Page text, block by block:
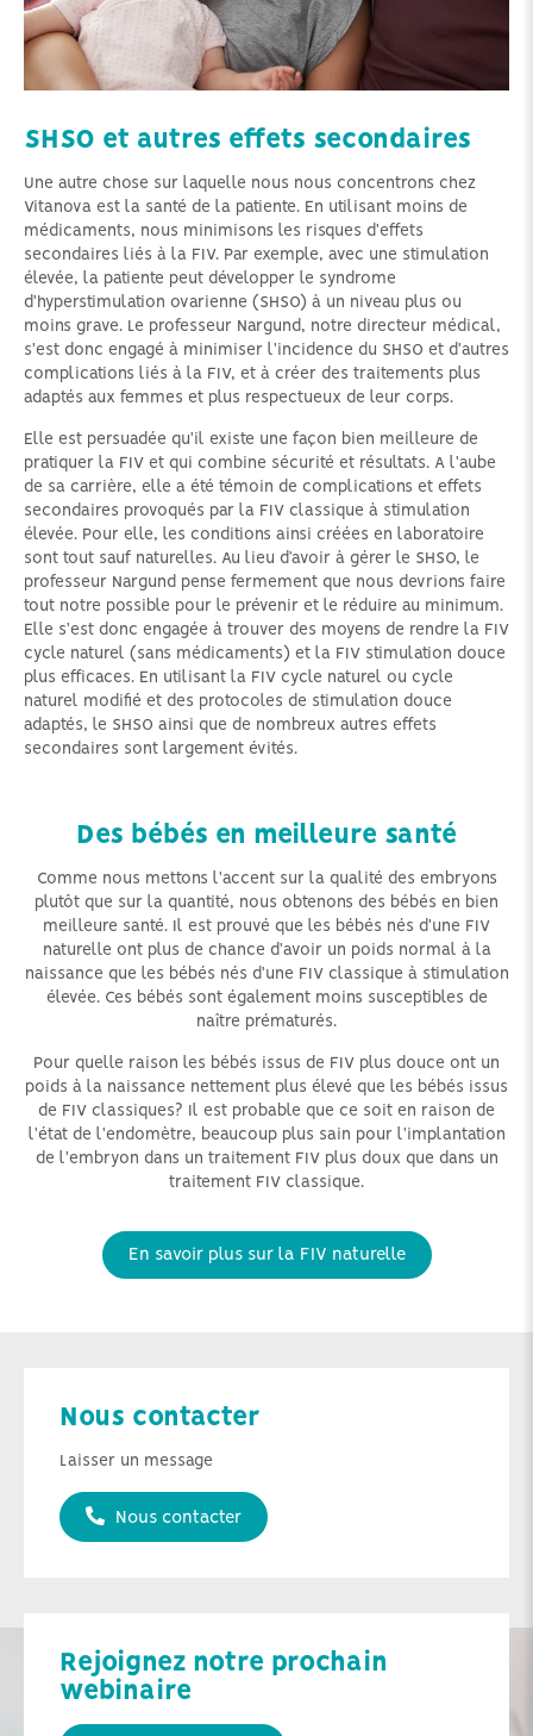
SHSO et autres effets secondaires
Une autre chose sur laquelle nous nous concentrons chez
Vitanova est la santé de la patiente. En utilisant moins de
médicaments, nous minimisons les risques d'effets
secondaires liés à la FIV. Par exemple, avec une stimulation
élevée, la patiente peut développer le syndrome
d'hyperstimulation ovarienne (SHSO) à un niveau plus ou
moins grave. Le professeur Nargund, notre directeur médical,
s'est donc engagé à minimiser l'incidence du SHSO et d'autres
complications liés à la FIV, et à créer des traitements plus
adaptés aux femmes et plus respectueux de leur corps.
Elle est persuadée qu'il existe une façon bien meilleure de
pratiquer la FIV et qui combine sécurité et résultats. A l'aube
de sa carrière, elle a été témoin de complications et effets
secondaires provoqués par la FIV classique à stimulation
élevée. Pour elle, les conditions ainsi créées en laboratoire
sont tout sauf naturelles. Au lieu d’avoir à gérer le SHSO, le
professeur Nargund pense fermement que nous devrions faire
tout notre possible pour le prévenir et le réduire au minimum.
Elle s'est donc engagée à trouver des moyens de rendre la FIV
cycle naturel (sans médicaments) et la FIV stimulation douce
plus efficaces. En utilisant la FIV cycle naturel ou cycle
naturel modifié et des protocoles de stimulation douce
adaptés, le SHSO ainsi que de nombreux autres effets
secondaires sont largement évités.
Des bébés en meilleure santé
Comme nous mettons l'accent sur la qualité des embryons
plutôt que sur la quantité, nous obtenons des bébés en bien
meilleure santé. Il est prouvé que les bébés nés d'une FIV
naturelle ont plus de chance d'avoir un poids normal à la
naissance que les bébés nés d'une FIV classique à stimulation
élevée. Ces bébés sont également moins susceptibles de
naître prématurés.
Pour quelle raison les bébés issus de FIV plus douce ont un
poids à la naissance nettement plus élevé que les bébés issus
de FIV classiques? Il est probable que ce soit en raison de
l'état de l'endomètre, beaucoup plus sain pour l'implantation
de l'embryon dans un traitement FIV plus doux que dans un
traitement FIV classique.
En savoir plus sur la FIV naturelle
Nous contacter
Laisser un message
Nous contacter
Rejoignez notre prochain
webinaire